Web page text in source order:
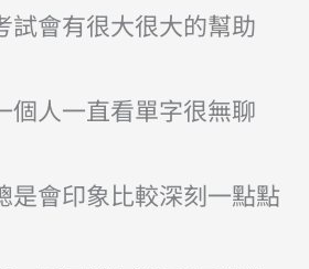
試會有很大很大的幫助
個人一直看單字很無聊
是會印象比較深刻一點點